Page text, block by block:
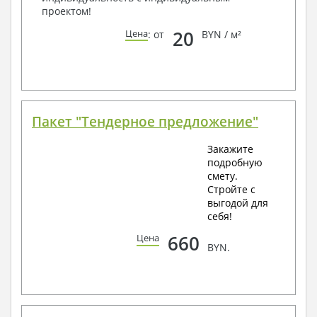
проектом!
Цена: от 20 BYN / м²
Пакет "Тендерное предложение"
Закажите
подробную
смету.
Стройте с
выгодой для
себя!
Цена 660 BYN.